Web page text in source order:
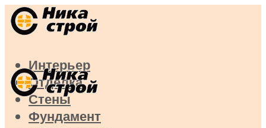
Интерьер
Отделка
Стены
Фундамент